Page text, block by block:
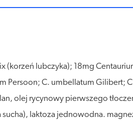
lubczyka); 18mg
Persoon; C. umbellatum Gilibert;
olej rycynowy pierwszego
sucha), laktoza jednowodna.